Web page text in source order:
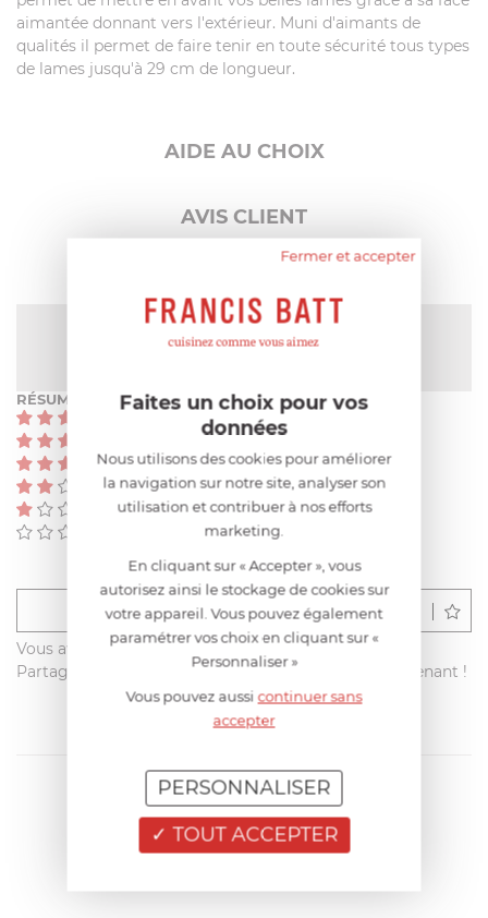
aimantée donnant vers l'extérieur. Muni d'aimants de
qualités il permet de faire tenir en toute sécurité tous types
de lames jusqu'à 29 cm de longueur.
AIDE AU CHOIX
AVIS CLIENT
NOTE MOYENNE
Pas encore de note
RÉSUMÉ
(0)
(0)
(0)
Déposer un avis
Vous avez acheté ce produit sur francisbatt.com ?
Partagez votre avis avec les autres clients dès maintenant !
Fermer et accepter
Faites un choix pour vos
données
Nous utilisons des cookies pour améliorer
la navigation sur notre site, analyser son
utilisation et contribuer à nos efforts
marketing.
En cliquant sur « Accepter », vous
autorisez ainsi le stockage de cookies sur
votre appareil. Vous pouvez également
paramétrer vos choix en cliquant sur «
Personnaliser »
Vous pouvez aussicontinuer sans
accepter
TOUT ACCEPTER
PERSONNALISER